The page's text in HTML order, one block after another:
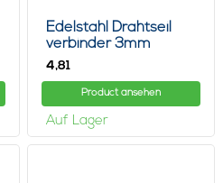
Edelstahl Drahtseil
verbinder 3mm
4,81
Product ansehen
Auf Lager